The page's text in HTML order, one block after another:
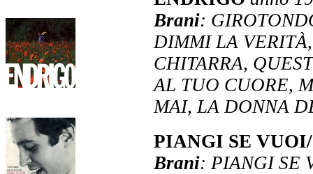
Brani:
DIMMI LA
CHITARRA,
AL TUO CUORE,
MAI, LA DONNA
PIANGI SE
Brani: PIANGI SE